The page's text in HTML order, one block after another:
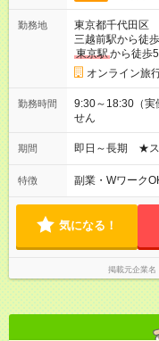
勤務地
東京都千代田区
三越前駅から徒
東京駅から徒歩
オンライン旅
勤務時間
9:30～18:30（実
せん
期間 即日～長期 ★ス
特徴 副業・Wワーク
気になる！
掲載元企業名